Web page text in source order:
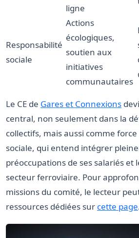
ligne
Responsabilité
sociale
Actions
écologiques,
soutien aux
initiatives
communautaires
Le CE de Gares et Connexions
central, non seulement dans la
collectifs, mais aussi comme force
sociale, qui entend intégrer
préoccupations de ses salariés et
secteur ferroviaire. Pour
missions du comité, le lecteur
ressources dédiées sur cette page